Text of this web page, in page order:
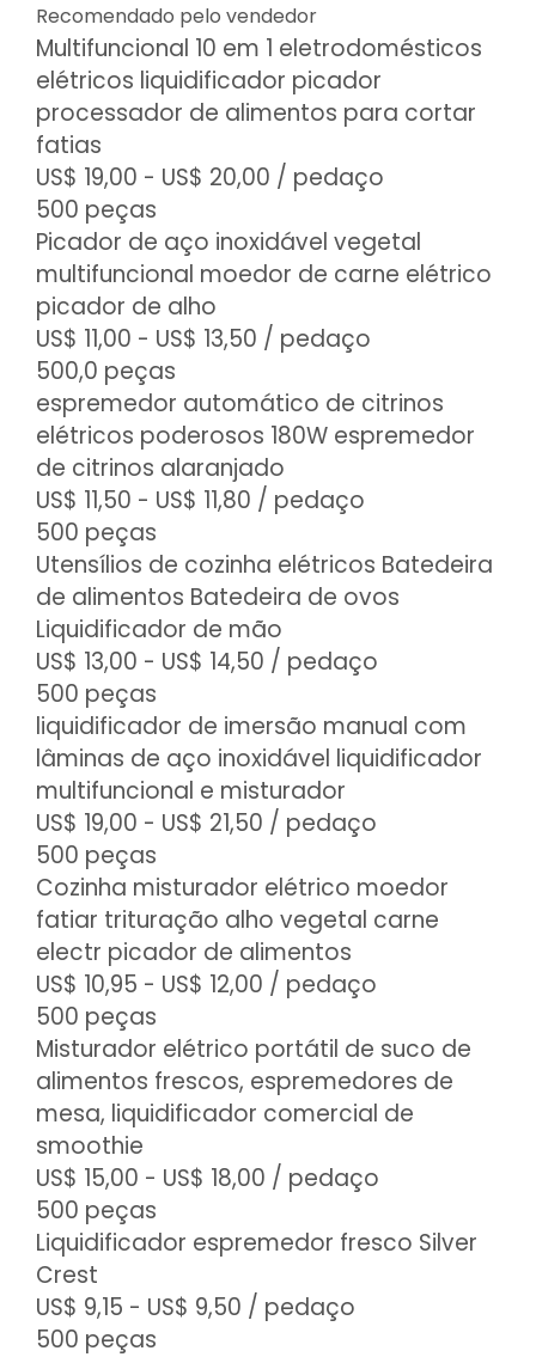
Recomendado pelo vendedor
Multifuncional 10 em 1 eletrodomésticos
elétricos liquidificador picador
processador de alimentos para cortar
fatias
US$ 19,00 - US$ 20,00 / pedaço
500 peças
Picador de aço inoxidável vegetal
multifuncional moedor de carne elétrico
picador de alho
US$ 11,00 - US$ 13,50 / pedaço
500,0 peças
espremedor automático de citrinos
elétricos poderosos 180W espremedor
de citrinos alaranjado
US$ 11,50 - US$ 11,80 / pedaço
500 peças
Utensílios de cozinha elétricos Batedeira
de alimentos Batedeira de ovos
Liquidificador de mão
US$ 13,00 - US$ 14,50 / pedaço
500 peças
liquidificador de imersão manual com
lâminas de aço inoxidável liquidificador
multifuncional e misturador
US$ 19,00 - US$ 21,50 / pedaço
500 peças
Cozinha misturador elétrico moedor
fatiar trituração alho vegetal carne
electr picador de alimentos
US$ 10,95 - US$ 12,00 / pedaço
500 peças
Misturador elétrico portátil de suco de
alimentos frescos, espremedores de
mesa, liquidificador comercial de
smoothie
US$ 15,00 - US$ 18,00 / pedaço
500 peças
Liquidificador espremedor fresco Silver
Crest
US$ 9,15 - US$ 9,50 / pedaço
500 peças